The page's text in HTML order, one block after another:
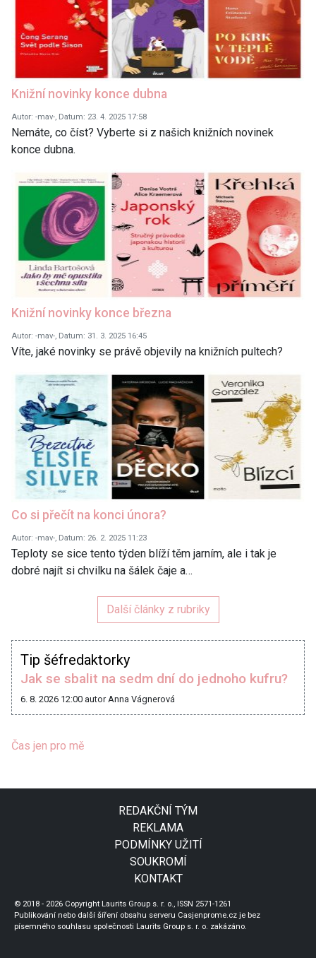
Knižní novinky konce dubna
Autor: -mav-, Datum: 23. 4. 2025 17:58
Nemáte, co číst? Vyberte si z našich knižních novinek
konce dubna.
Knižní novinky konce března
Autor: -mav-, Datum: 31. 3. 2025 16:45
Víte, jaké novinky se právě objevily na knižních pultech?
Co si přečít na konci února?
Autor: -mav-, Datum: 26. 2. 2025 11:23
Teploty se sice tento týden blíží těm jarním, ale i tak je
dobré najít si chvilku na šálek čaje a…
Další články z rubriky
Tip šéfredaktorky
Jak se sbalit na sedm dní do jednoho kufru?
6. 8. 2026 12:00 autor Anna Vágnerová
Čas jen pro mě
REDAKČNÍ TÝM
REKLAMA
PODMÍNKY UŽITÍ
SOUKROMÍ
KONTAKT
© 2018 - 2026 Copyright Laurits Group s. r. o., ISSN 2571-1261
Publikování nebo další šíření obsahu serveru Casjenprome.cz je bez
písemného souhlasu společnosti Laurits Group s. r. o. zakázáno.